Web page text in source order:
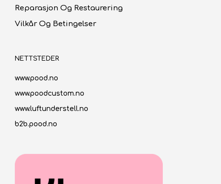
Reparasjon Og Restaurering
Vilkår Og Betingelser
NETTSTEDER
www.pood.no
www.poodcustom.no
www.luftunderstell.no
b2b.pood.no